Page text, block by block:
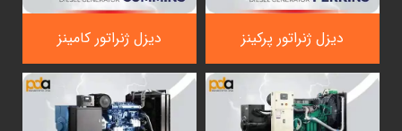
دیزل ژنراتور پرکینز دیزل ژنراتور کامینز